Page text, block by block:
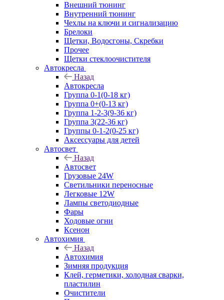
Внешний тюнинг
Внутренний тюнинг
Чехлы на ключи и сигнализацию
Брелоки
Щетки, Водосгоны, Скребки
Прочее
Щетки стеклоочистителя
Автокресла
Назад
Автокресла
Группа 0-1(0-18 кг)
Группа 0+(0-13 кг)
Группа 1-2-3(9-36 кг)
Группа 3(22-36 кг)
Группы 0-1-2(0-25 кг)
Аксессуары для детей
Автосвет
Назад
Автосвет
Грузовые 24W
Светильники переносные
Легковые 12W
Лампы светодиодные
Фары
Ходовые огни
Ксенон
Автохимия
Назад
Автохимия
Зимняя продукция
Клей, герметики, холодная сварки,
пластилин
Очистители